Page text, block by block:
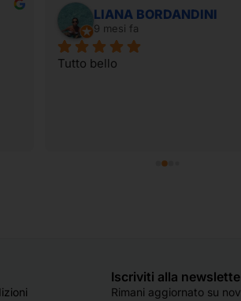
LIANA BORDANDINI
9 mesi fa
Tutto bello
Iscriviti alla
Rimani aggiornato su